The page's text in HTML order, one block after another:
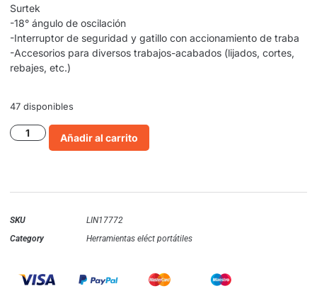
Surtek
-18° ángulo de oscilación
-Interruptor de seguridad y gatillo con accionamiento de traba
-Accesorios para diversos trabajos-acabados (lijados, cortes,
rebajes, etc.)
47 disponibles
Añadir al carrito
SKU
LIN17772
Category
Herramientas eléct portátiles